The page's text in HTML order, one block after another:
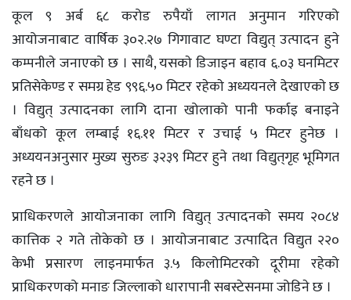
कूल ९ अर्ब ६८ करोड रुपैयाँ लागत अनुमान गरिएको
आयोजनाबाट वार्षिक ३०२.२७ गिगावाट घण्टा विद्युत् उत्पादन हुने
कम्पनीले जनाएको छ । साथै, यसकाे डिजाइन बहाव ६.०३ घनमिटर
प्रतिसेकेण्ड र समग्र हेड ९९६.५० मिटर रहेकाे अध्ययनले देखाएकाे छ
। विद्युत् उत्पादनका लागि दाना खोलाको पानी फर्काइ बनाइने
बाँधको कूल लम्बाई १६.११ मिटर र उचाई ५ मिटर हुनेछ ।
अध्ययनअनुसार मुख्य सुरुङ ३२३९ मिटर हुने तथा विद्युत्‌गृह भूमिगत
रहने छ ।
प्राधिकरणले आयाेजनाका लागि विद्युत् उत्पादनकाे समय २०८४
कात्तिक २ गते ताेकेकाे छ । आयाेजनाबाट उत्पादित विद्युत २२०
केभी प्रसारण लाइनमार्फत ३.५ किलोमिटरको दूरीमा रहेको
प्राधिकरणको मनाङ जिल्लाकाे धारापानी सबस्टेसनमा जोडिने छ ।